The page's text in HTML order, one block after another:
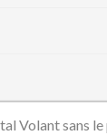
Volant sans